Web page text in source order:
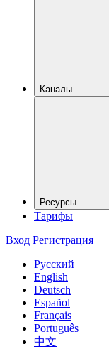
Каналы
Ресурсы
Тарифы
Вход Регистрация
Русский
English
Deutsch
Español
Français
Português
中文